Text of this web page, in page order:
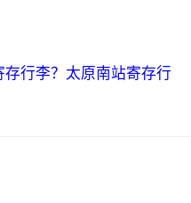
行李？太原南站寄存行